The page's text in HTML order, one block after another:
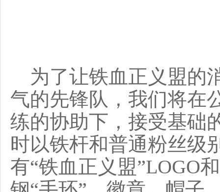
为了让铁血正义盟的
气的先锋队，我们将在
练的协助下，接受基础
时以铁杆和普通粉丝级
有“铁血正义盟”LOGO